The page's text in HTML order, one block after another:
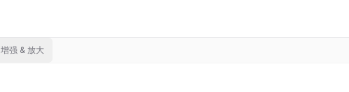
增强 & 放大